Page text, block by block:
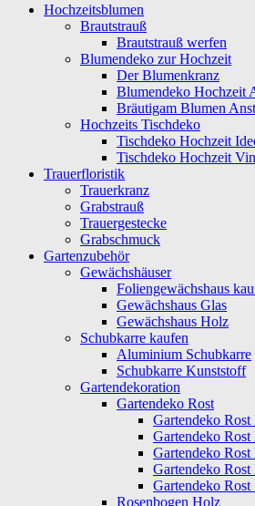
Hochzeitsblumen
Brautstrauß
Brautstrauß werfen
Blumendeko zur Hochzeit
Der Blumenkranz
Blumendeko Hochzeit
Bräutigam Blumen
Hochzeits Tischdeko
Tischdeko Hochzeit
Tischdeko Hochzeit
Trauerfloristik
Trauerkranz
Grabstrauß
Trauergestecke
Grabschmuck
Gartenzubehör
Gewächshäuser
Foliengewächshaus
Gewächshaus Glas
Gewächshaus Holz
Schubkarre kaufen
Aluminium Schubkarre
Schubkarre Kunststoff
Gartendekoration
Gartendeko Rost
Gartendeko Rost
Gartendeko Rost
Gartendeko Rost
Gartendeko Rost
Gartendeko Rost
Rosenbogen Holz